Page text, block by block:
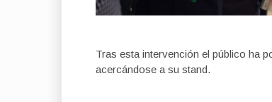
Tras esta intervención el público ha
acercándose a su stand.